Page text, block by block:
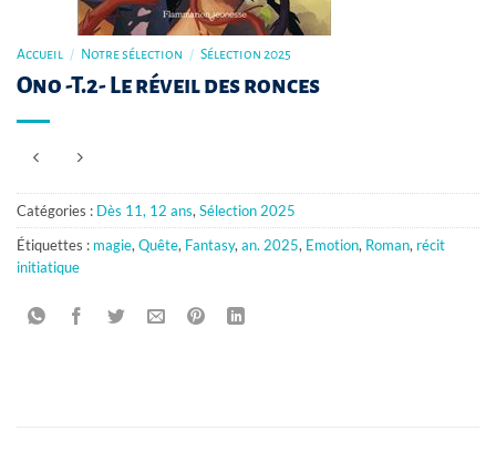
Accueil / Notre sélection / Sélection 2025
Ono -T.2- Le réveil des ronces
Catégories : Dès 11, 12 ans,Sélection 2025
Étiquettes : magie,Quête, Fantasy,an. 2025, Emotion, Roman, récit
initiatique